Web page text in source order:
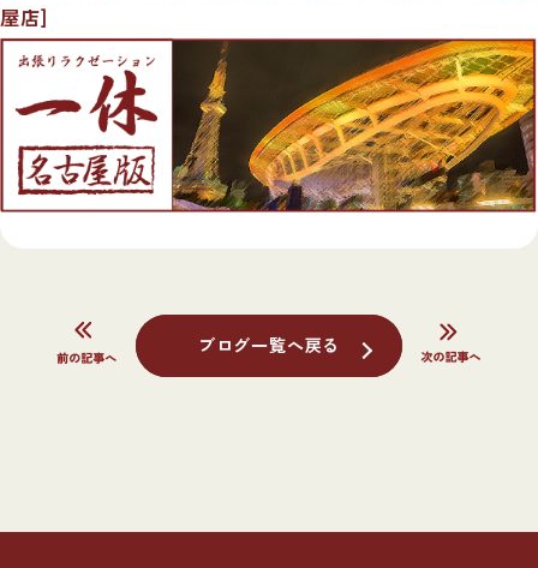
屋店]
ブログ一覧へ戻る